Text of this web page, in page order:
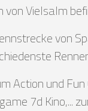
Vielsalm
von
Action und
7d Kino,...